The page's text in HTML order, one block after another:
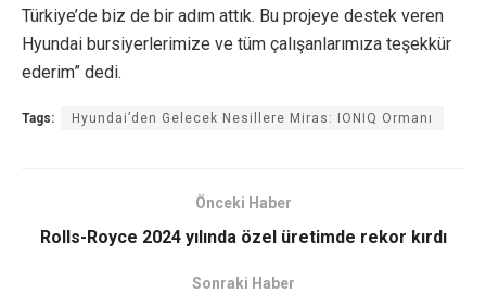
Türkiye’de biz de bir adım attık. Bu projeye destek veren
Hyundai bursiyerlerimize ve tüm çalışanlarımıza teşekkür
ederim” dedi.
Tags: Hyundai’den Gelecek Nesillere Miras: IONIQ Ormanı
Önceki Haber
Rolls-Royce 2024 yılında özel üretimde rekor kırdı
Sonraki Haber